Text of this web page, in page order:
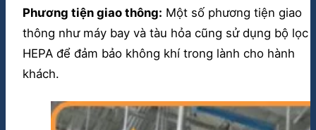
Phương tiện giao thông: Một số phương tiện giao
thông như máy bay và tàu hỏa cũng sử dụng bộ lọc
HEPA để đảm bảo không khí trong lành cho hành
khách.